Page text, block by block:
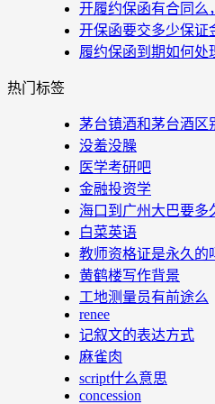
开履约保函有合同么
开保函要交多少保证
履约保函到期如何处
热门标签
茅台镇酒和茅台酒区
没羞没臊
医学考研吧
金融投资学
海口到广州大巴要多
白菜英语
教师资格证是永久的
黄鹤楼写作背景
工地测量员有前途么
renee
记叙文的表达方式
麻雀肉
script什么意思
concession